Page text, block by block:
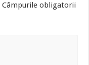
Câmpurile obligatorii